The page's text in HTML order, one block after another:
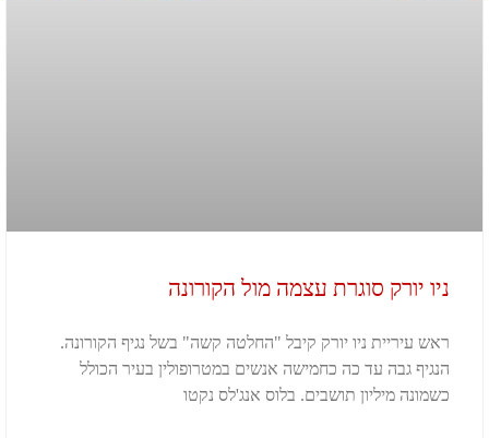
ניו יורק סוגרת עצמה מול הקורונה
ראש עיריית ניו יורק קיבל "החלטה קשה" בשל נגיף הקורונה.
הנגיף גבה עד כה כחמישה אנשים במטרופולין בעיר הכולל
כשמונה מיליון תושבים. בלוס אנג'לס נקטו